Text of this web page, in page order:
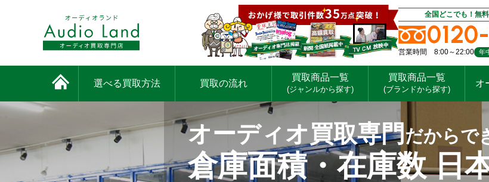
全国どこでも！無
営業時間 8:00～22:00 年
選べる買取方法 買取の流れ
買取商品一覧
(ジャンルから探す)
買取商品一覧
(ブランドから探す)
オ
オーディオ買取専門 だからで
倉庫面積・在庫数 日